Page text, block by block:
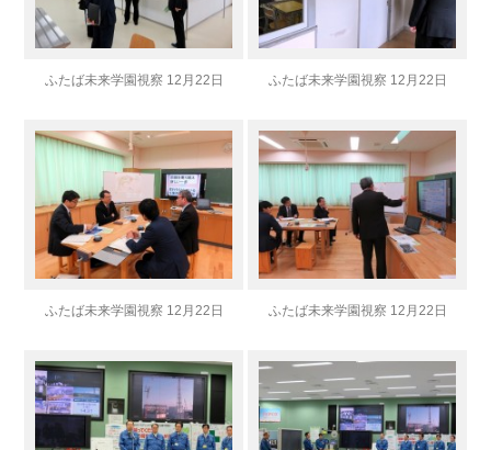
ふたば未来学園視察 12月22日 ふたば未来学園視察 12月22日
ふたば未来学園視察 12月22日 ふたば未来学園視察 12月22日